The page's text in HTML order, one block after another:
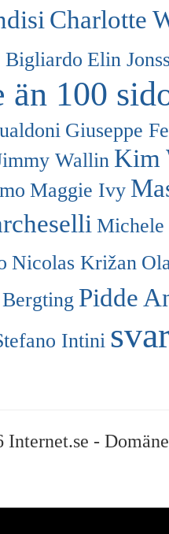
Charlotte
Bigliardo Elin
än 100
Giuseppe
Wallin Kim
Maggie Ivy
Michele
Nicolas Križan
Pidde
Intini
Internet.se -